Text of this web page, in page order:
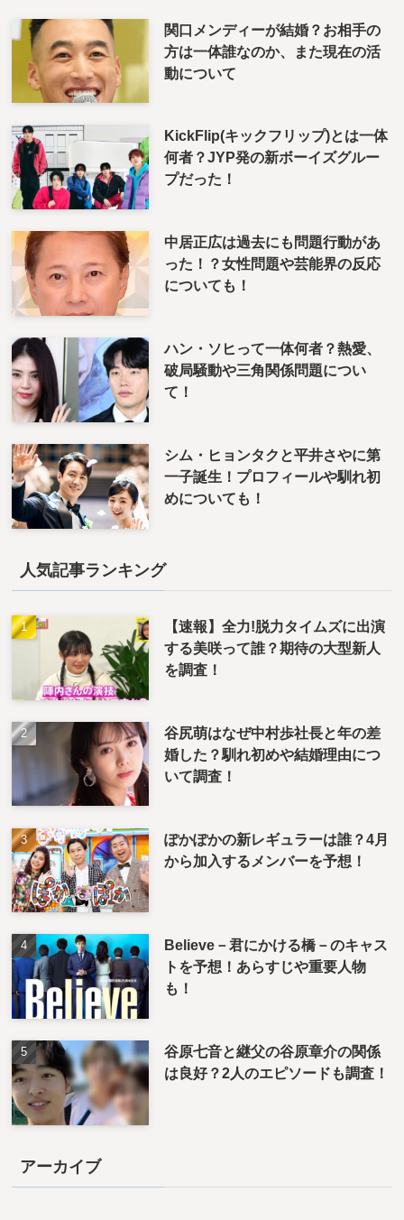
関口メンディーが結婚？お相手の
方は一体誰なのか、また現在の活
動について
KickFlip(キックフリップ)とは一体
何者？JYP発の新ボーイズグルー
プだった！
中居正広は過去にも問題行動があ
った！？女性問題や芸能界の反応
についても！
ハン・ソヒって一体何者？熱愛、
破局騒動や三角関係問題につい
て！
シム・ヒョンタクと平井さやに第
一子誕生！プロフィールや馴れ初
めについても！
人気記事ランキング
【速報】全力!脱力タイムズに出演
する美咲って誰？期待の大型新人
を調査！
谷尻萌はなぜ中村歩社長と年の差
婚した？馴れ初めや結婚理由につ
いて調査！
ぽかぽかの新レギュラーは誰？4月
から加入するメンバーを予想！
Believe－君にかける橋－のキャス
トを予想！あらすじや重要人物
も！
谷原七音と継父の谷原章介の関係
は良好？2人のエピソードも調査！
アーカイブ